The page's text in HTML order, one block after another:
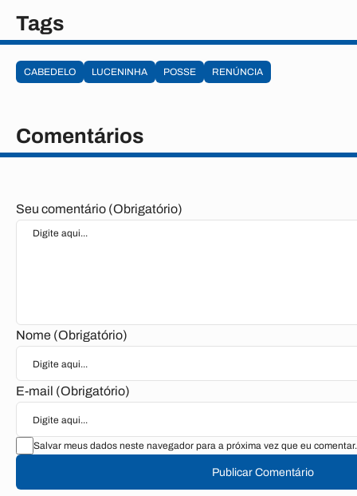
Tags
CABEDELO LUCENINHA POSSE RENÚNCIA
Comentários
Seu comentário (Obrigatório)
Nome (Obrigatório)
E-mail (Obrigatório)
Salvar meus dados neste navegador para a próxima vez que eu comentar.
Publicar Comentário